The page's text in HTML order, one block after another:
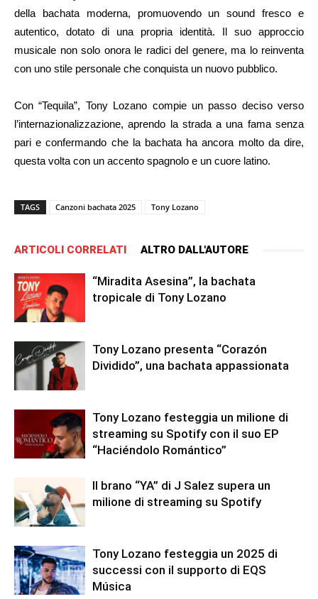
della bachata moderna, promuovendo un sound fresco e
autentico, dotato di una propria identità. Il suo approccio
musicale non solo onora le radici del genere, ma lo reinventa
con uno stile personale che conquista un nuovo pubblico.
Con “Tequila”, Tony Lozano compie un passo deciso verso
l’internazionalizzazione, aprendo la strada a una fama senza
pari e confermando che la bachata ha ancora molto da dire,
questa volta con un accento spagnolo e un cuore latino.
TAGS Canzoni bachata 2025 Tony Lozano
ARTICOLI CORRELATI ALTRO DALL'AUTORE
“Miradita Asesina”, la bachata
tropicale di Tony Lozano
Tony Lozano presenta “Corazón
Dividido”, una bachata appassionata
Tony Lozano festeggia un milione di
streaming su Spotify con il suo EP
“Haciéndolo Romántico”
Il brano “YA” di J Salez supera un
milione di streaming su Spotify
Tony Lozano festeggia un 2025 di
successi con il supporto di EQS
Música